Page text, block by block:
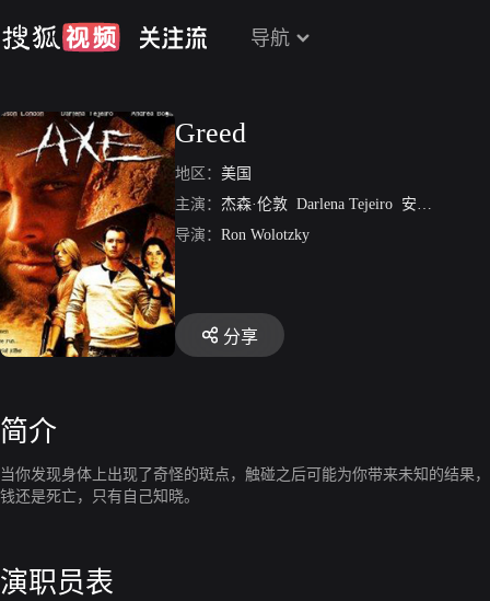
导航
Greed
地区： 美国
主演： 杰森·伦敦 Darlena Tejeiro 安德丽·博加特
导演： Ron Wolotzky
分享
简介
当你发现身体上出现了奇怪的斑点，触碰之后可能为你带来未知的结
钱还是死亡，只有自己知晓。
演职员表